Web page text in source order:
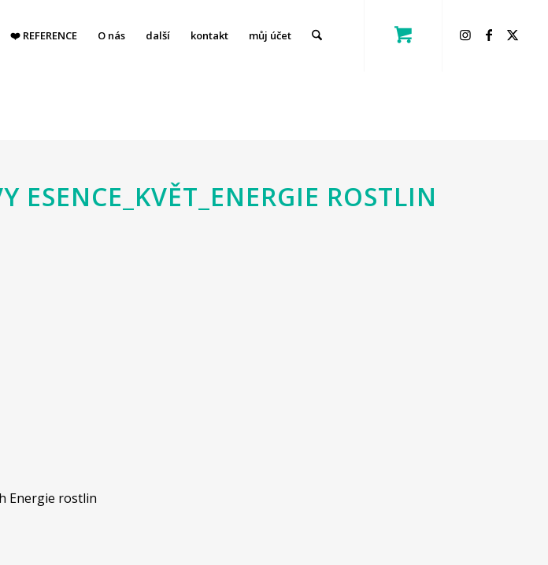
❤️ REFERENCE O nás další kontakt můj účet
ESENCE_KVĚT_ENERGIE ROSTLIN
Energie rostlin